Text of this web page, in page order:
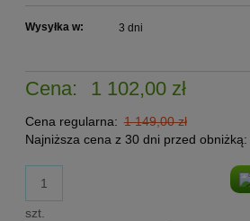
Wysyłka w: 3 dni
Cena: 1 102,00 zł
Cena regularna: 1 149,00 zł
Najniższa cena z 30 dni przed obniżką:
szt.